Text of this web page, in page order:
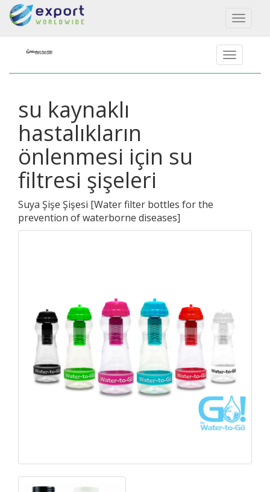
Toggle
su kaynaklı
hastalıkların
önlenmesi için su
filtresi şişeleri
Suya Şişe Şişesi [Water filter bottles for the
prevention of waterborne diseases]